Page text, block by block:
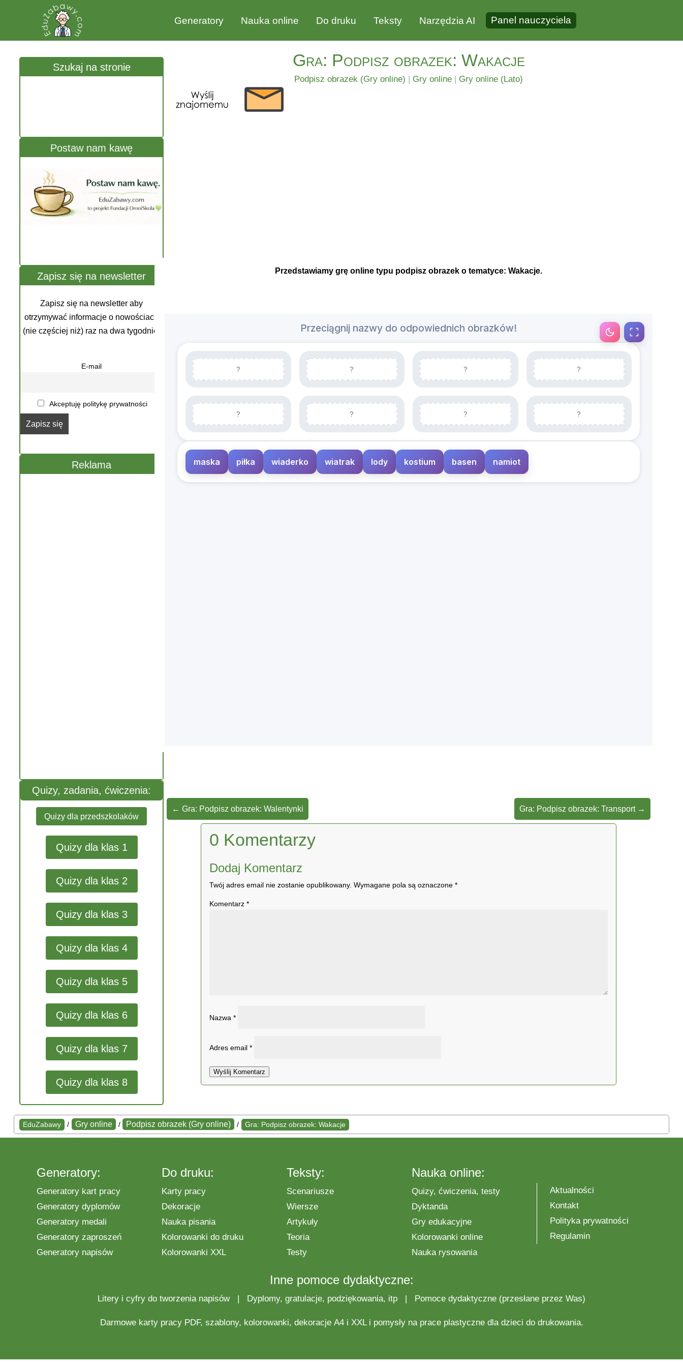
Generatory Nauka online Do druku Teksty Narzędzia AI Panel nauczyciela
Szukaj na stronie
Postaw nam kawę
Zapisz się na newsletter
Zapisz się na newsletter aby
otrzymywać informacje o nowościach
(nie częściej niż) raz na dwa tygodnie.
E-mail
Akceptuję politykę prywatności
Reklama
Quizy, zadania, ćwiczenia:
Quizy dla przedszkolaków
Quizy dla klas 1
Quizy dla klas 2
Quizy dla klas 3
Quizy dla klas 4
Quizy dla klas 5
Quizy dla klas 6
Quizy dla klas 7
Quizy dla klas 8
Gra: Podpisz obrazek: Wakacje
Podpisz obrazek (Gry online) | Gry online | Gry online (Lato)
Przedstawiamy grę online typu podpisz obrazek o tematyce: Wakacje.
← Gra: Podpisz obrazek: Walentynki Gra: Podpisz obrazek: Transport→
0 Komentarzy
Dodaj Komentarz
Twój adres email nie zostanie opublikowany. Wymagane pola są oznaczone *
Komentarz *
Nazwa *
Adres email *
Wyślij Komentarz
EduZabawy / Gry online / Podpisz obrazek (Gry online) / Gra: Podpisz obrazek: Wakacje
Generatory:
Generatory kart pracy
Generatory dyplomów
Generatory medali
Generatory zaproszeń
Generatory napisów
Do druku:
Karty pracy
Dekoracje
Nauka pisania
Kolorowanki do druku
Kolorowanki XXL
Teksty:
Scenariusze
Wiersze
Artykuły
Teoria
Testy
Nauka online:
Quizy, ćwiczenia, testy
Dyktanda
Gry edukacyjne
Kolorowanki online
Nauka rysowania
Aktualności
Kontakt
Polityka prywatności
Regulamin
Inne pomoce dydaktyczne:
Litery i cyfry do tworzenia napisów| Dyplomy, gratulacje, podziękowania, itp Pomoce dydaktyczne (przesłane przez Was)
Darmowe karty pracyPDF, szablony, kolorowanki, dekoracjeA4 i XXL i pomysły na prace plastycznedla dzieci do drukowania.